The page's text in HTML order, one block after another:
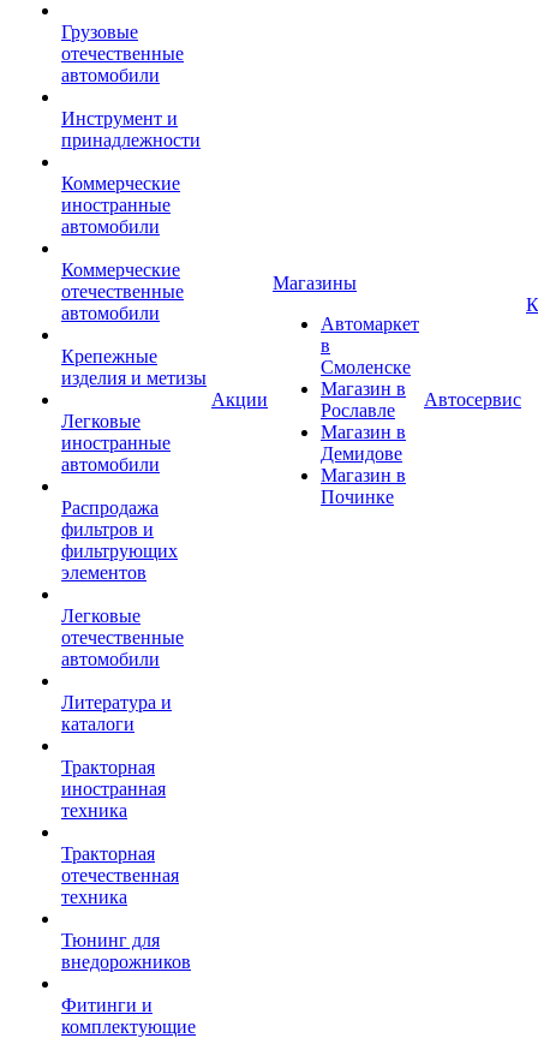
Грузовые
отечественные
автомобили
Инструмент и
принадлежности
Коммерческие
иностранные
автомобили
Коммерческие
отечественные
автомобили
Крепежные
изделия и метизы
Легковые
иностранные
автомобили
Распродажа
фильтров и
фильтрующих
элементов
Легковые
отечественные
автомобили
Литература и
каталоги
Тракторная
иностранная
техника
Тракторная
отечественная
техника
Тюнинг для
внедорожников
Фитинги и
комплектующие
Акции
Магазины
Автомаркет
в
Смоленске
Магазин в
Рославле
Магазин в
Демидове
Магазин в
Починке
Автосервис